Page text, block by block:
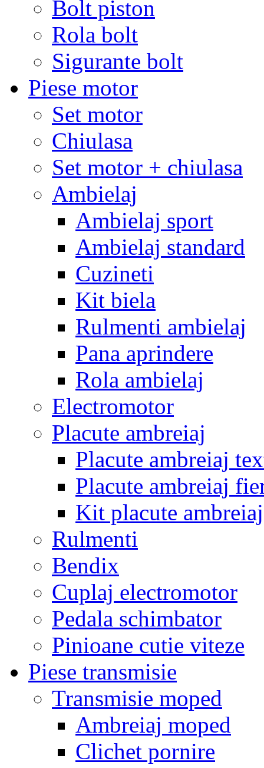
Bolt piston
Rola bolt
Sigurante bolt
Piese motor
Set motor
Chiulasa
Set motor + chiulasa
Ambielaj
Ambielaj sport
Ambielaj standard
Cuzineti
Kit biela
Rulmenti ambielaj
Pana aprindere
Rola ambielaj
Electromotor
Placute ambreiaj
Placute ambreiaj
Placute ambreiaj
Kit placute ambreiaj
Rulmenti
Bendix
Cuplaj electromotor
Pedala schimbator
Pinioane cutie viteze
Piese transmisie
Transmisie moped
Ambreiaj moped
Clichet pornire